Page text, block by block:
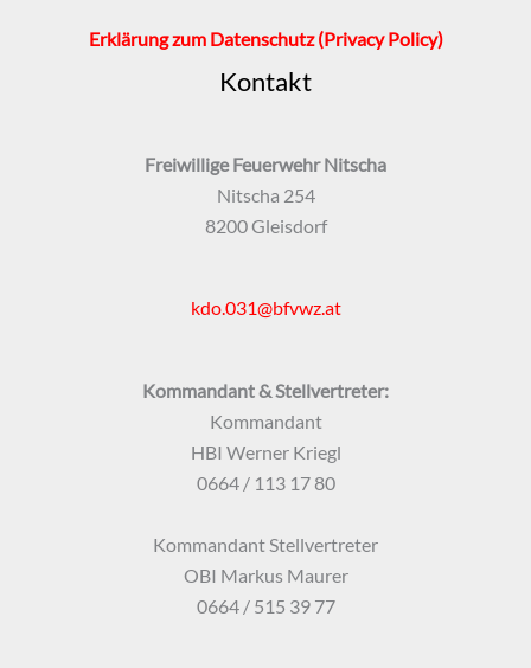
Erklärung zum Datenschutz(Privacy Policy)
Kontakt
Freiwillige Feuerwehr Nitscha
Nitscha 254
8200 Gleisdorf
kdo.031@bfvwz.at
Kommandant & Stellvertreter:
Kommandant
HBI Werner Kriegl
0664 / 113 17 80
Kommandant Stellvertreter
OBI Markus Maurer
0664 / 515 39 77